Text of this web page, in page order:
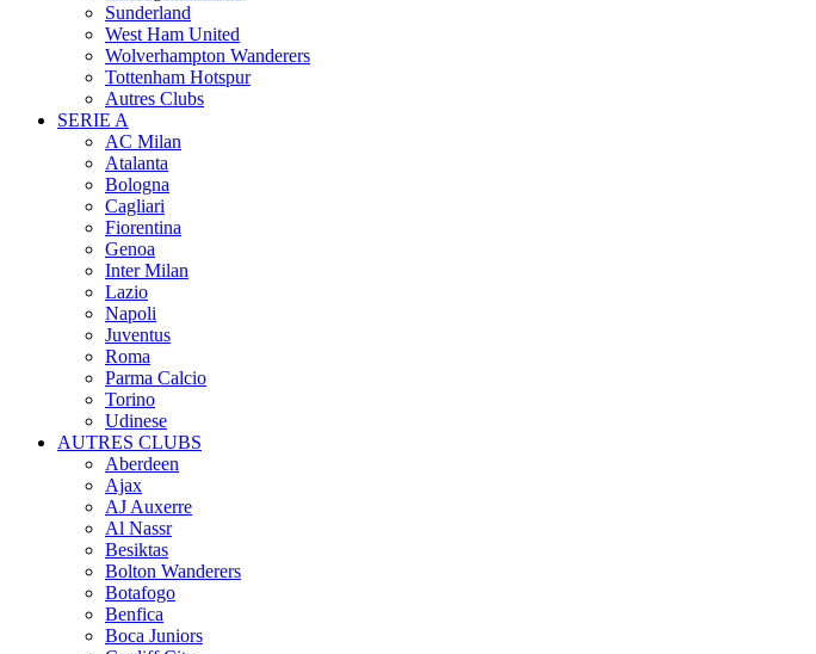
Sunderland
West Ham United
Wolverhampton Wanderers
Tottenham Hotspur
Autres Clubs
SERIE A
AC Milan
Atalanta
Bologna
Cagliari
Fiorentina
Genoa
Inter Milan
Lazio
Napoli
Juventus
Roma
Parma Calcio
Torino
Udinese
AUTRES CLUBS
Aberdeen
Ajax
AJ Auxerre
Al Nassr
Besiktas
Bolton Wanderers
Botafogo
Benfica
Boca Juniors